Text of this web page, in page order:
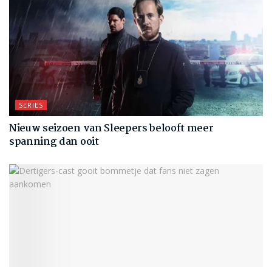
SERIES
Nieuw seizoen van Sleepers belooft meer
spanning dan ooit